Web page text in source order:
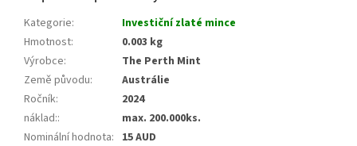
Kategorie:
Investiční zlaté mince
Hmotnost:
0.003 kg
Výrobce:
The Perth Mint
Země původu:
Austrálie
Ročník:
2024
náklad::
max. 200.000ks.
Nominální hodnota: 15 AUD